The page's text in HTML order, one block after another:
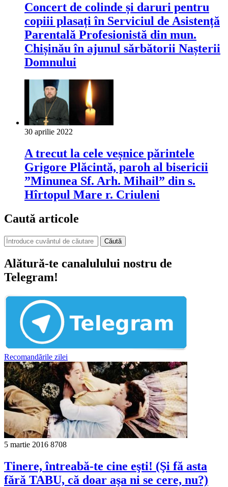
Concert de colinde și daruri pentru
copiii plasați în Serviciul de Asistență
Parentală Profesionistă din mun.
Chișinău în ajunul sărbătorii Nașterii
Domnului
30 aprilie 2022
A trecut la cele veșnice părintele
Grigore Plăcintă, paroh al bisericii
”Minunea Sf. Arh. Mihail” din s.
Hîrtopul Mare r. Criuleni
Caută articole
Căută
Alătură-te canalulului nostru de
Telegram!
Recomandările zilei
5 martie 2016 8708
Tinere, întreabă-te cine eşti! (Şi fă asta
fără TABU, că doar aşa ni se cere, nu?)